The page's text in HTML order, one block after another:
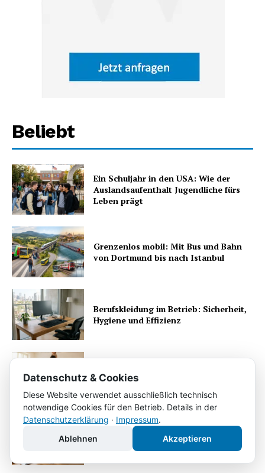
Beliebt
Ein Schuljahr in den USA: Wie der
Auslandsaufenthalt Jugendliche fürs
Leben prägt
Grenzenlos mobil: Mit Bus und Bahn
von Dortmund bis nach Istanbul
Berufskleidung im Betrieb: Sicherheit,
Hygiene und Effizienz
Umzug mit Kindern: entspannt in der
neuen Stadt ankommen
Magnesium im Alltag: Was die gut
verträgliche Form auszeichnet
Datenschutz & Cookies
Diese Website verwendet ausschließlich technisch
notwendige Cookies für den Betrieb. Details in der
Datenschutzerklärung · Impressum.
Ablehnen
Akzeptieren